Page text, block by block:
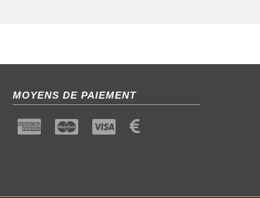
MOYENS DE PAIEMENT